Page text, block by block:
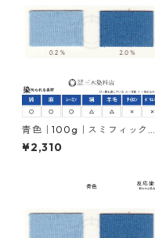
青色｜100g｜スミフィックス
スープラブルーBRF150％｜反
応染料
¥2,310